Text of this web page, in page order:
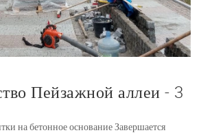
Пейзажной аллеи - 3
на бетонное основание Завершается